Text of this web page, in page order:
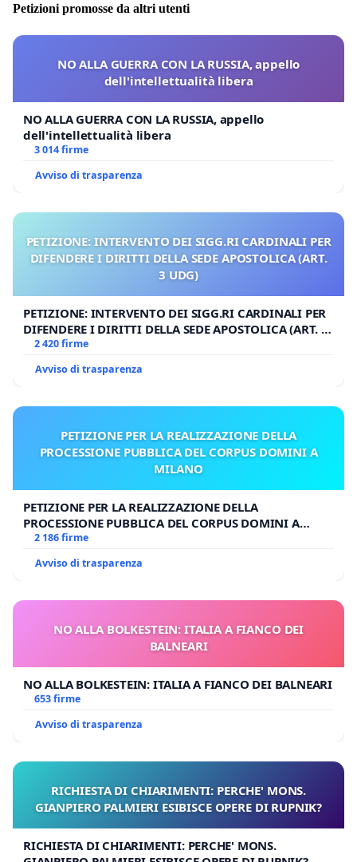
Petizioni promosse da altri utenti
NO ALLA GUERRA CON LA RUSSIA, appello
dell'intellettualità libera
NO ALLA GUERRA CON LA RUSSIA, appello
dell'intellettualità libera
3 014 firme
Avviso di trasparenza
PETIZIONE: INTERVENTO DEI SIGG.RI CARDINALI PER
DIFENDERE I DIRITTI DELLA SEDE APOSTOLICA (ART.
3 UDG)
PETIZIONE: INTERVENTO DEI SIGG.RI CARDINALI PER
DIFENDERE I DIRITTI DELLA SEDE APOSTOLICA (ART. 3
UDG)
2 420 firme
Avviso di trasparenza
PETIZIONE PER LA REALIZZAZIONE DELLA
PROCESSIONE PUBBLICA DEL CORPUS DOMINI A
MILANO
PETIZIONE PER LA REALIZZAZIONE DELLA
PROCESSIONE PUBBLICA DEL CORPUS DOMINI A
MILANO
2 186 firme
Avviso di trasparenza
NO ALLA BOLKESTEIN: ITALIA A FIANCO DEI
BALNEARI
NO ALLA BOLKESTEIN: ITALIA A FIANCO DEI BALNEARI
653 firme
Avviso di trasparenza
RICHIESTA DI CHIARIMENTI: PERCHE' MONS.
GIANPIERO PALMIERI ESIBISCE OPERE DI RUPNIK?
RICHIESTA DI CHIARIMENTI: PERCHE' MONS.